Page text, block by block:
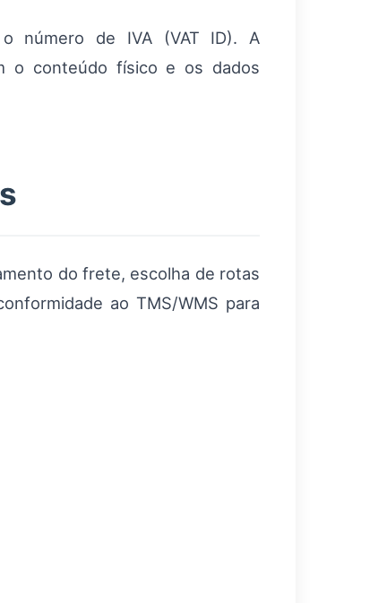
número de IVA (VAT ID). A
o conteúdo físico e os dados
do frete, escolha de rotas
ao TMS/WMS para